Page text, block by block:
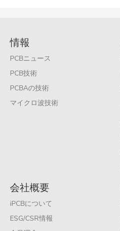
情報
PCBニュース
PCB技術
PCBAの技術
マイクロ波技術
会社概要
iPCBについて
ESG/CSR情報